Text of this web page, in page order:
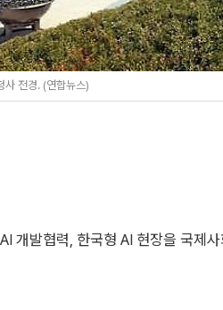
전경. (연합뉴스)
개발협력, 한국형 AI 현장을 국제사